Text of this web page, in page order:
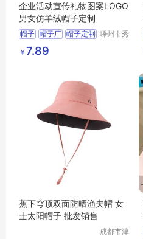
企业活动宣传礼物图案LOGO
男女仿羊绒帽子定制
帽子 帽子厂 帽子定制
仿羊绒帽子
嵊州市秀
￥ 7.89
蕉下穹顶双面防晒渔夫帽 女
士太阳帽子 批发销售
成都市津